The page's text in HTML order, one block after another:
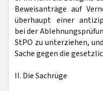
Beweisanträge auf
überhaupt einer
bei der
StPO zu unterziehen,
Sache gegen die
II. Die Sachrüge